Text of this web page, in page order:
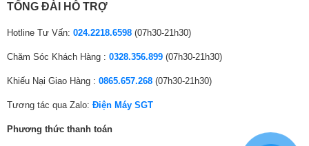
TỔNG ĐÀI HỖ TRỢ
Hotline Tư Vấn: 024.2218.6598 (07h30-21h30)
Chăm Sóc Khách Hàng : 0328.356.899 (07h30-21h30)
Khiếu Nại Giao Hàng : 0865.657.268 (07h30-21h30)
Tương tác qua Zalo: Điện Máy SGT
Phương thức thanh toán